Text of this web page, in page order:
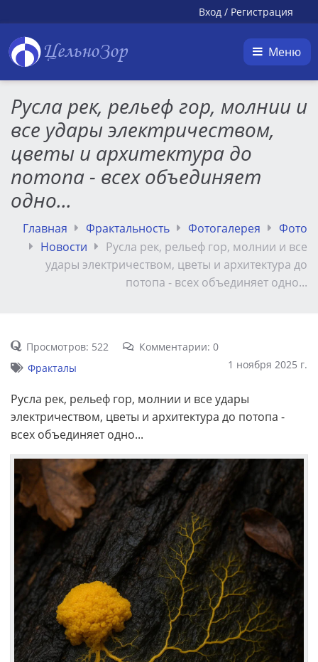
Вход / Регистрация
ЦельноЗор Меню
Русла рек, рельеф гор, молнии и
все удары электричеством,
цветы и архитектура до
потопа - всех объединяет
одно...
Главная Фрактальность Фотогалерея
Фото
Новости
Русла рек, рельеф гор, молнии и все
удары электричеством, цветы и архитектура до
потопа - всех объединяет одно...
Просмотров: 522
Комментарии: 0
1 ноября 2025 г.
Фракталы
Русла рек, рельеф гор, молнии и все удары
электричеством, цветы и архитектура до потопа -
всех объединяет одно...